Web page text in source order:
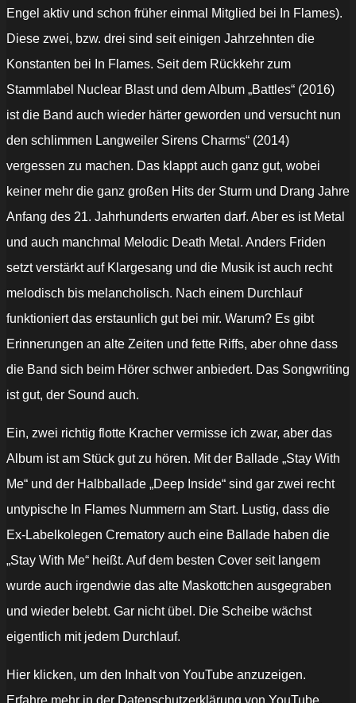
Engel aktiv und schon früher einmal Mitglied bei In Flames).
Diese zwei, bzw. drei sind seit einigen Jahrzehnten die
Konstanten bei In Flames. Seit dem Rückkehr zum
Stammlabel Nuclear Blast und dem Album „Battles“ (2016)
ist die Band auch wieder härter geworden und versucht nun
den schlimmen Langweiler Sirens Charms“ (2014)
vergessen zu machen. Das klappt auch ganz gut, wobei
keiner mehr die ganz großen Hits der Sturm und Drang Jahre
Anfang des 21. Jahrhunderts erwarten darf. Aber es ist Metal
und auch manchmal Melodic Death Metal. Anders Friden
setzt verstärkt auf Klargesang und die Musik ist auch recht
melodisch bis melancholisch. Nach einem Durchlauf
funktioniert das erstaunlich gut bei mir. Warum? Es gibt
Erinnerungen an alte Zeiten und fette Riffs, aber ohne dass
die Band sich beim Hörer schwer anbiedert. Das Songwriting
ist gut, der Sound auch.
Ein, zwei richtig flotte Kracher vermisse ich zwar, aber das
Album ist am Stück gut zu hören. Mit der Ballade „Stay With
Me“ und der Halbballade „Deep Inside“ sind gar zwei recht
untypische In Flames Nummern am Start. Lustig, dass die
Ex-Labelkolegen Crematory auch eine Ballade haben die
„Stay With Me“ heißt. Auf dem besten Cover seit langem
wurde auch irgendwie das alte Maskottchen ausgegraben
und wieder belebt. Gar nicht übel. Die Scheibe wächst
eigentlich mit jedem Durchlauf.
„IN
FLAMES
Hier klicken, um den Inhalt von YouTube anzuzeigen.